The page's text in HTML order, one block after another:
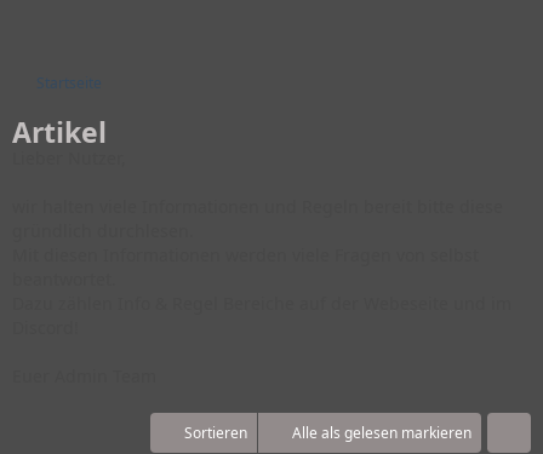
Startseite
Artikel
Sortieren Alle als gelesen markieren